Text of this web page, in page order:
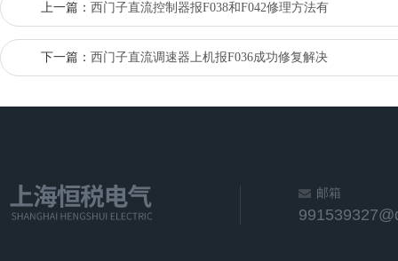
上一篇： 西门子直流控制器报F038和F042修理方法有
下一篇： 西门子直流调速器上机报F036成功修复解决
邮箱